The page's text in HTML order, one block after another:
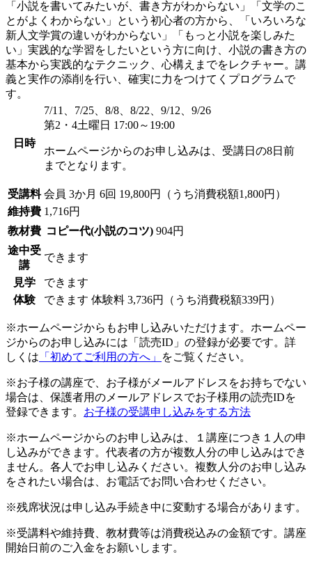
「小説を書いてみたいが、書き方がわからない」「文学のこ
とがよくわからない」という初心者の方から、「いろいろな
新人文学賞の違いがわからない」「もっと小説を楽しみた
い」実践的な学習をしたいという方に向け、小説の書き方の
基本から実践的なテクニック、心構えまでをレクチャー。講
義と実作の添削を行い、確実に力をつけてくプログラムで
す。
日時
7/11、7/25、8/8、8/22、9/12、9/26
第2・4土曜日 17:00～19:00
ホームページからのお申し込みは、受講日の8日前
までとなります。
受講料 会員 3か月 6回 19,800円（うち消費税額1,800円）
維持費 1,716円
教材費 コピー代(小説のコツ) 904円
途中受
講
できます
見学
できます
体験
できます 体験料 3,736円（うち消費税額339円）
※ホームページからもお申し込みいただけます。ホームペー
ジからのお申し込みには「読売ID」の登録が必要です。詳
しくは 「初めてご利用の方へ」 をご覧ください。
※お子様の講座で、お子様がメールアドレスをお持ちでない
場合は、保護者用のメールアドレスでお子様用の読売IDを
登録できます。 お子様の受講申し込みをする方法
※ホームページからのお申し込みは、１講座につき１人の申
し込みができます。代表者の方が複数人分の申し込みはでき
ません。各人でお申し込みください。複数人分のお申し込み
をされたい場合は、お電話でお問い合わせください。
※残席状況は申し込み手続き中に変動する場合があります。
※受講料や維持費、教材費等は消費税込みの金額です。講座
開始日前のご入金をお願いします。